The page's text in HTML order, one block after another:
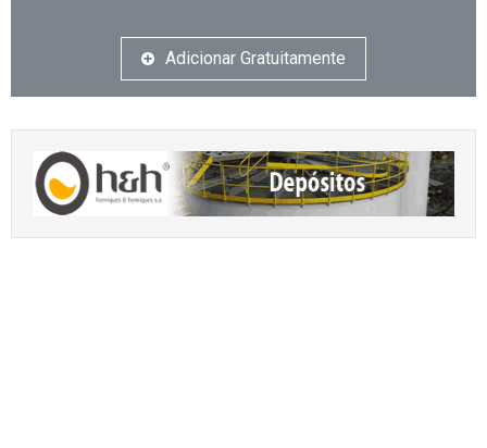
Adicionar Gratuitamente